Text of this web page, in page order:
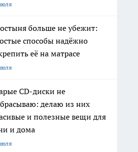
больше не убежит:
способы надёжно
её на матрасе
CD-диски не
делаю из них
и полезные вещи для
и дома